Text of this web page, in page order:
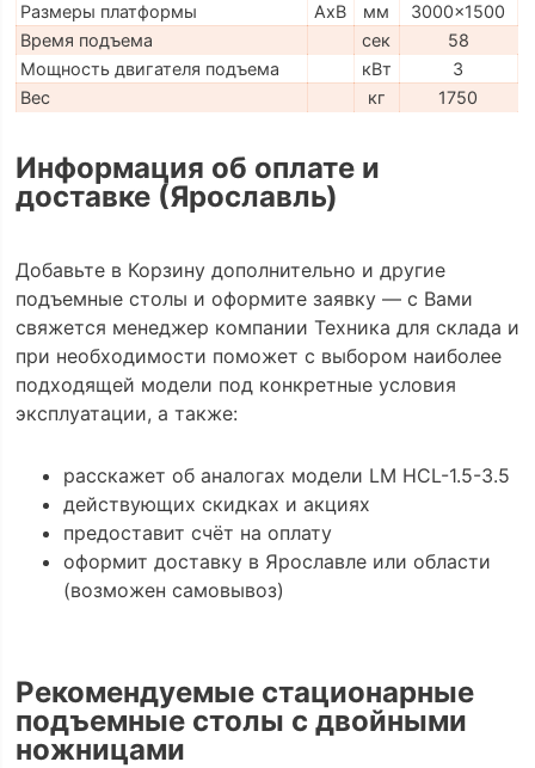
Размеры платформы
AxB мм
3000x1500
Время подъема
сек
58
Мощность двигателя подъема
кВт
3
Вес
кг 1750
Информация об оплате и
доставке (Ярославль)
Добавьте в Корзину дополнительно и другие
подъемные столы и оформите заявку — с Вами
свяжется менеджер компании Техника для склада и
при необходимости поможет с выбором наиболее
подходящей модели под конкретные условия
эксплуатации, а также:
расскажет об аналогах модели LM HCL-1.5-3.5
действующих скидках и акциях
предоставит счёт на оплату
оформит доставку в Ярославле или области
(возможен самовывоз)
Рекомендуемые стационарные
подъемные столы с двойными
ножницами